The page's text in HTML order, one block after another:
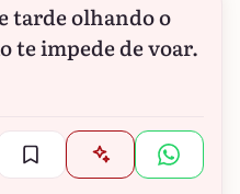
tarde olhando o
te impede de voar.